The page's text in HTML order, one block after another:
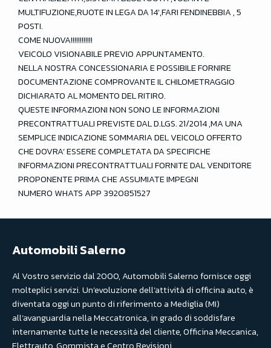
MULTIFUZIONE,RUOTE IN LEGA DA 14′,FARI FENDINEBBIA , 5
POSTI.
COME NUOVA!!!!!!!!!!!!
VEICOLO VISIONABILE PREVIO APPUNTAMENTO.
NELLA NOSTRA CONCESSIONARIA E POSSIBILE FORNIRE
DOCUMENTAZIONE COMPROVANTE IL CHILOMETRAGGIO
DICHIARATO AL MOMENTO DEL RITIRO.
QUESTE INFORMAZIONI NON SONO LE INFORMAZIONI
PRECONTRATTUALI PREVISTE DAL D.LGS. 21/2014 ,MA UNA
SEMPLICE INDICAZIONE SOMMARIA DEL VEICOLO OFFERTO
CHE DOVRA’ ESSERE COMPLETATA DA SPECIFICHE
INFORMAZIONI PRECONTRATTUALI FORNITE DAL VENDITORE
PROPONENTE PRIMA CHE ASSUMIATE IMPEGNI
NUMERO WHATS APP 3920851527
Automobili Salerno
Al Vostro servizio dal 2000, Automobili Salerno fornisce oggi
molteplici servizi. Un’evoluzione dell’attività di officina auto, è
diventata oggi un punto di riferimento a Mediglia (MI)
all’avanguardia nella Meccatronica, in grado di soddisfare
internamente tutte le necessità del cliente, Officina Meccanica,